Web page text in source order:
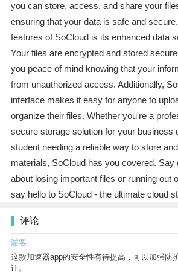
you can store, access, and share your
ensuring that your data is safe and
features of SoCloud is its enhanced data
Your files are encrypted and stored
you peace of mind knowing that your
from unauthorized access. Additionally,
interface makes it easy for anyone to
organize their files. Whether you're a
secure storage solution for your business
student needing a reliable way to store
materials, SoCloud has you covered. Say
about losing important files or running out
say hello to SoCloud - the ultimate cloud
评论
游客
这款加速器app的安全性有待提高，可以加强防
证。